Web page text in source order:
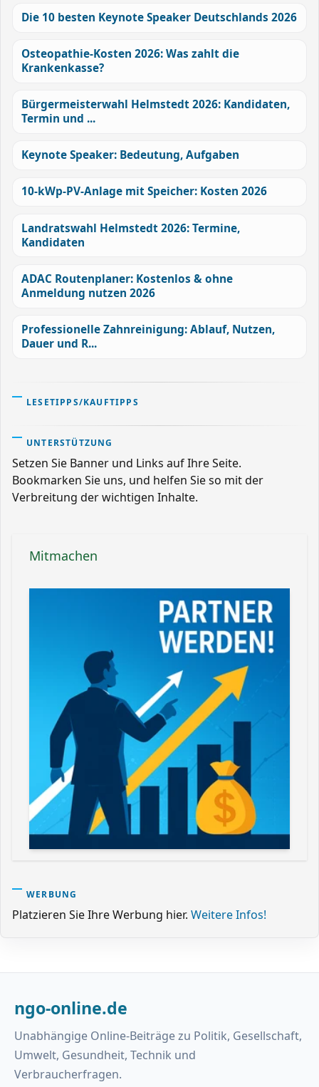
Die 10 besten Keynote Speaker Deutschlands 2026
Osteopathie-Kosten 2026: Was zahlt die
Krankenkasse?
Bürgermeisterwahl Helmstedt 2026: Kandidaten,
Termin und ...
Keynote Speaker: Bedeutung, Aufgaben
10-kWp-PV-Anlage mit Speicher: Kosten 2026
Landratswahl Helmstedt 2026: Termine,
Kandidaten
ADAC Routenplaner: Kostenlos & ohne
Anmeldung nutzen 2026
Professionelle Zahnreinigung: Ablauf, Nutzen,
Dauer und R...
LESETIPPS/KAUFTIPPS
UNTERSTÜTZUNG
Setzen Sie Banner und Links auf Ihre Seite.
Bookmarken Sie uns, und helfen Sie so mit der
Verbreitung der wichtigen Inhalte.
Mitmachen
WERBUNG
Platzieren Sie Ihre Werbung hier. Weitere Infos!
ngo-online.de
Unabhängige Online-Beiträge zu Politik, Gesellschaft,
Umwelt, Gesundheit, Technik und
Verbraucherfragen.